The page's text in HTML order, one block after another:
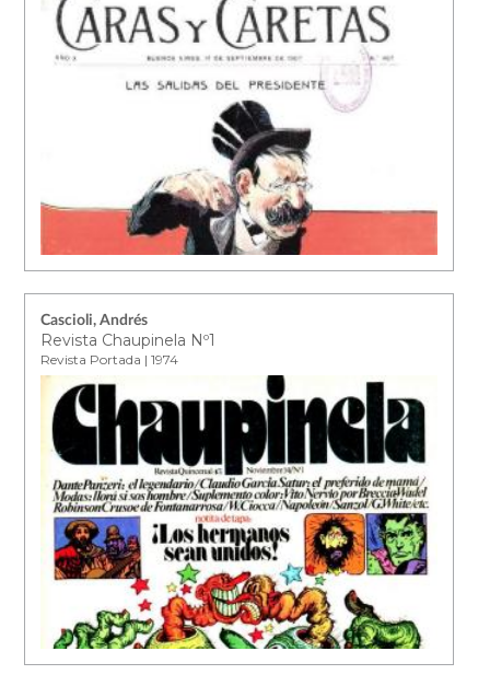
Cascioli, Andrés
Revista Chaupinela Nº1
Revista Portada | 1974